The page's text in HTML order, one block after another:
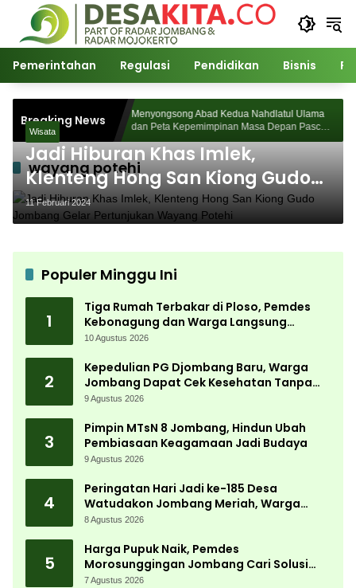
Langsung
konten
Pemerintahan Regulasi Pendidikan Bisnis
Breaking News
Bergerak
Menyongsong Abad Kedua Nahdlatul Ulama
dan Peta Kepemimpinan Masa Depan Pasca
Muktamar ke-35
wayang potehi
Wisata
Jadi Hiburan Khas Imlek,
Klenteng Hong San Kiong Gudo
Jombang Gelar Pertunjukan
Wayang Potehi
11 Februari 2024
Populer Minggu Ini
1
Tiga Rumah Terbakar di Ploso, Pemdes
Kebonagung dan Warga Langsung
Bergerak Bantu Korban
10 Agustus 2026
2
Kepedulian PG Djombang Baru, Warga
Jombang Dapat Cek Kesehatan Tanpa
Biaya
9 Agustus 2026
3
Pimpin MTsN 8 Jombang, Hindun Ubah
Pembiasaan Keagamaan Jadi Budaya
9 Agustus 2026
4
Peringatan Hari Jadi ke-185 Desa
Watudakon Jombang Meriah, Warga
Tumpek Blek Padati Karnaval Budaya
8 Agustus 2026
5
Harga Pupuk Naik, Pemdes
Morosunggingan Jombang Cari Solusi
Lewat Kajian Akademik
7 Agustus 2026